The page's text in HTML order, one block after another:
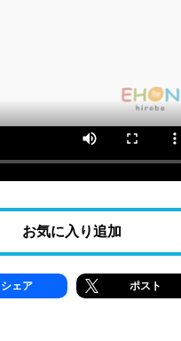
お気に入り追加
シェア ポスト